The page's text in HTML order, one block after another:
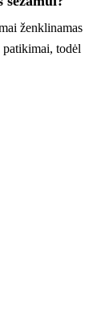
ženklinamas
patikimai, todėl